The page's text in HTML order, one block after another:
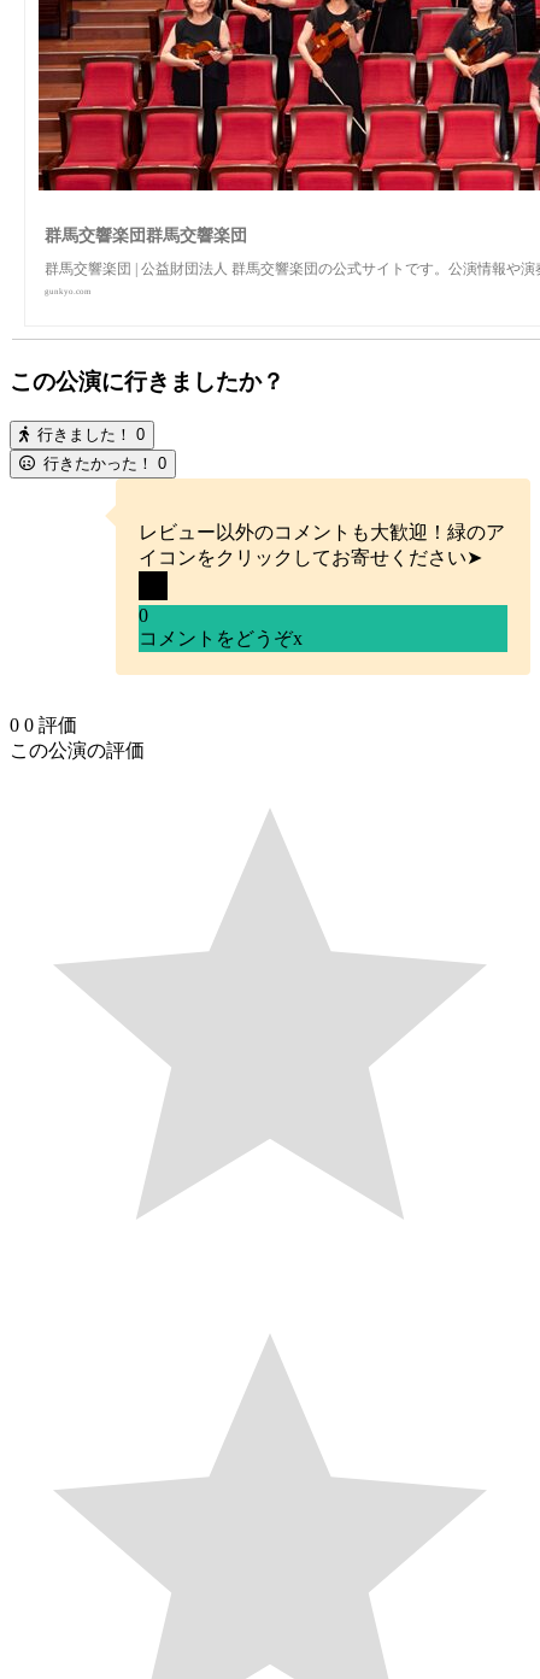
群馬交響楽団群馬交響楽団
群馬交響楽団 | 公益財団法人 群馬交響楽団の公式サイトです。公演情報や
gunkyo.com
この公演に行きましたか？
行きました！ 0
行きたかった！ 0
レビュー以外のコメントも大歓迎！緑のア
イコンをクリックしてお寄せください➤
0
コメントをどうぞx
0 0 評価
この公演の評価